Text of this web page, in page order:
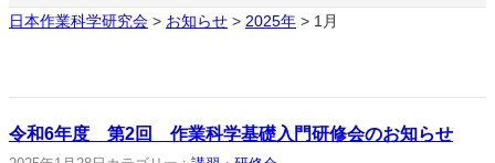
日本作業科学研究会 > お知らせ > 2025年 > 1月
令和6年度 第2回 作業科学基礎入門研修会のお知らせ